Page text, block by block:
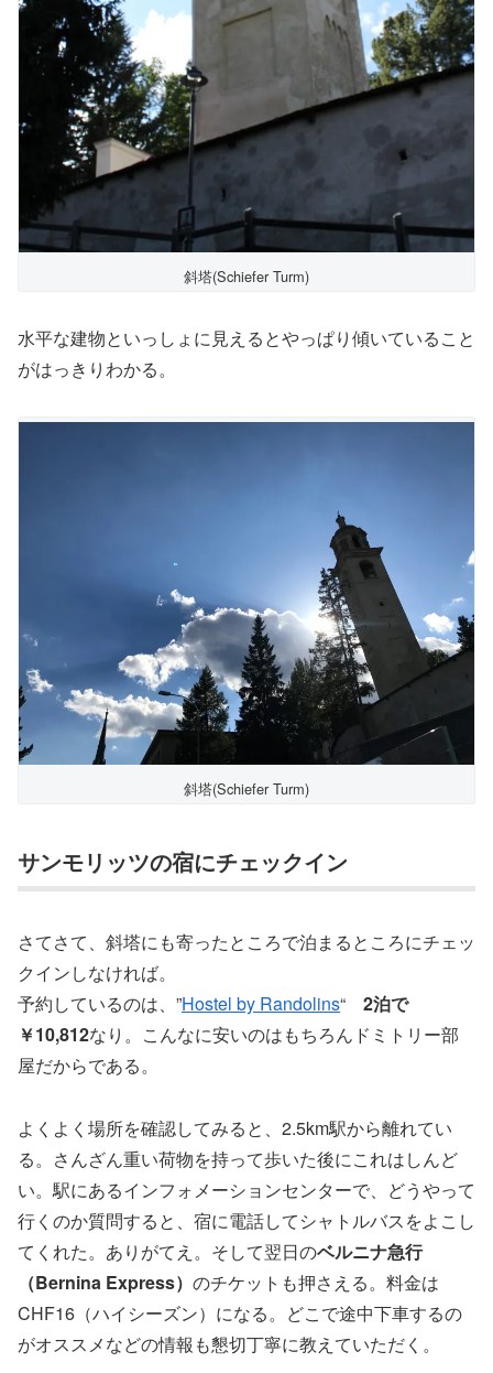
斜塔(Schiefer Turm)
水平な建物といっしょに見えるとやっぱり傾いていること
がはっきりわかる。
斜塔(Schiefer Turm)
サンモリッツの宿にチェックイン
さてさて、斜塔にも寄ったところで泊まるところにチェッ
クインしなければ。
予約しているのは、”Hostel by Randolins“ 2泊で
￥10,812なり。こんなに安いのはもちろんドミトリー部
屋だからである。
よくよく場所を確認してみると、2.5km駅から離れてい
る。さんざん重い荷物を持って歩いた後にこれはしんど
い。駅にあるインフォメーションセンターで、どうやって
行くのか質問すると、宿に電話してシャトルバスをよこし
てくれた。ありがてえ。そして翌日のベルニナ急行
（Bernina Express） のチケットも押さえる。料金は
CHF16（ハイシーズン）になる。どこで途中下車するの
がオススメなどの情報も懇切丁寧に教えていただく。